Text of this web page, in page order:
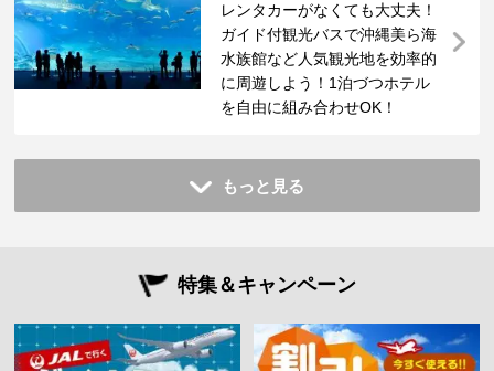
レンタカーがなくても大丈夫！
ガイド付観光バスで沖縄美ら海
水族館など人気観光地を効率的
に周遊しよう！1泊づつホテル
を自由に組み合わせOK！
もっと見る
特集＆キャンペーン